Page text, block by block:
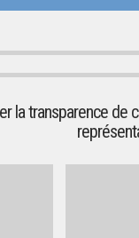
la transparence de